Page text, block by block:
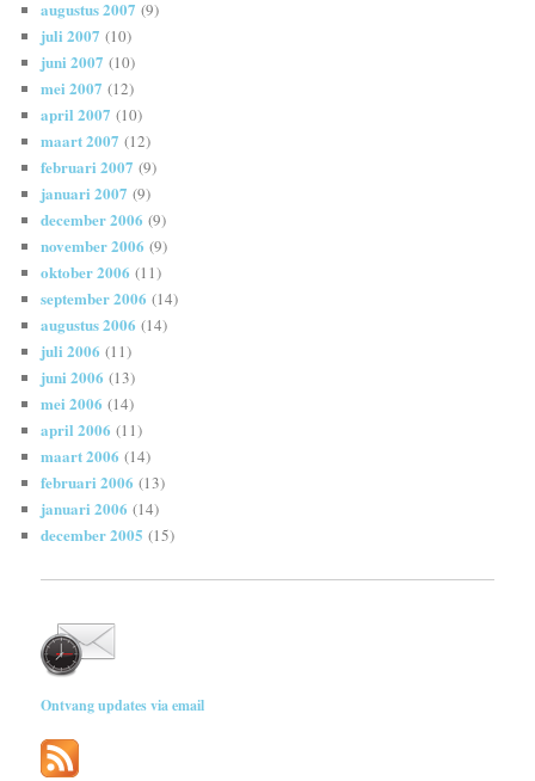
augustus 2007 (9)
juli 2007 (10)
juni 2007 (10)
mei 2007 (12)
april 2007 (10)
maart 2007 (12)
februari 2007 (9)
januari 2007 (9)
december 2006 (9)
november 2006 (9)
oktober 2006 (11)
september 2006 (14)
augustus 2006 (14)
juli 2006 (11)
juni 2006 (13)
mei 2006 (14)
april 2006 (11)
maart 2006 (14)
februari 2006 (13)
januari 2006 (14)
december 2005 (15)
Ontvang updates via email